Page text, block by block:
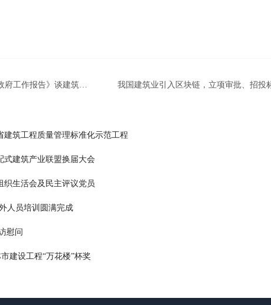
工作报告》谈建筑业
我国建筑业引入区块链，立项审批、招投
建筑工程质量管理标准化示范工程
式建筑产业联盟换届大会
织生活会及民主评议党员
人员培训圆满完成
慰问
建设工程“万花楼”杯奖